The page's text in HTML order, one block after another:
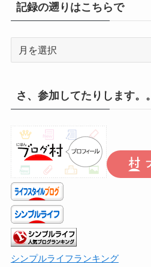
記録の遡りはこちらで
り
こ
ち
ら
で
さ、参加してたりします。。
シンプルライフランキング